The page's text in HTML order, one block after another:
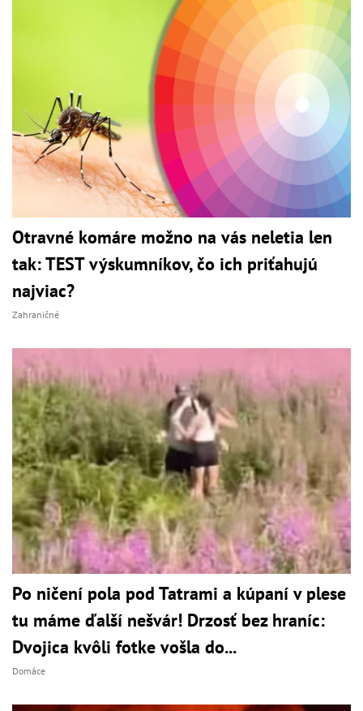
Otravné komáre možno na vás neletia len
tak: TEST výskumníkov, čo ich priťahujú
najviac?
Zahraničné
Po ničení pola pod Tatrami a kúpaní v plese
tu máme ďalší nešvár! Drzosť bez hraníc:
Dvojica kvôli fotke vošla do...
Domáce